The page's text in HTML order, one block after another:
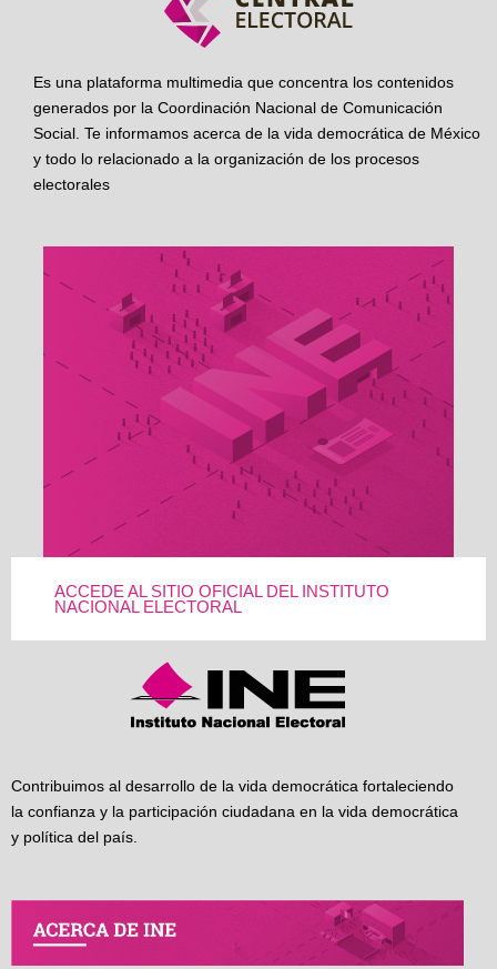
Es una plataforma multimedia que concentra los contenidos
generados por la Coordinación Nacional de Comunicación
Social. Te informamos acerca de la vida democrática de México
y todo lo relacionado a la organización de los procesos
electorales
ACCEDE AL SITIO OFICIAL DEL INSTITUTO
NACIONAL ELECTORAL
Contribuimos al desarrollo de la vida democrática fortaleciendo
la confianza y la participación ciudadana en la vida democrática
y política del país.